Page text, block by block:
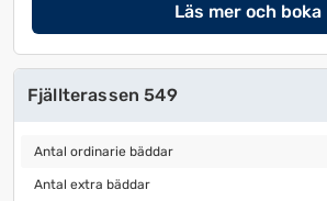
Läs mer och boka
Fjällterassen 549
Antal ordinarie bäddar
Antal ordinarie bäddar
Antal extra bäddar
Antal extra bäddar